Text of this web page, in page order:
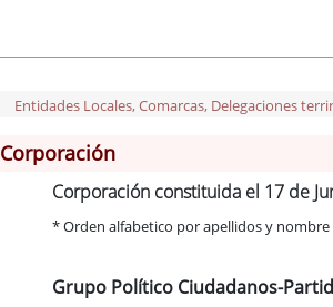
Entidades Locales, Comarcas, Delegaciones
Corporación
Corporación constituida el 17 de
* Orden alfabetico por apellidos y nombre
Grupo Político Ciudadanos-